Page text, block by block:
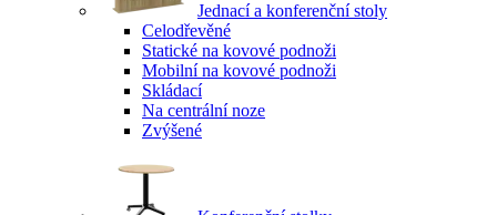
Jednací a konferenční stoly
Celodřevěné
Statické na kovové podnoži
Mobilní na kovové podnoži
Skládací
Na centrální noze
Zvýšené